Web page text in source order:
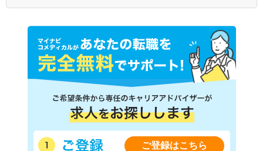
ご登録はこちら